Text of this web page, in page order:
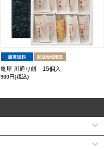
亀屋 川通り餅 15個入
900円(税込)